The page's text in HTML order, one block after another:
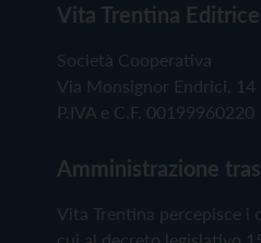
Vita Trentina Editrice
Società Cooperativa
Via Monsignor Endrici, 14
P.IVA e C.F. 00199960220
Amministrazione
Vita Trentina percepisce